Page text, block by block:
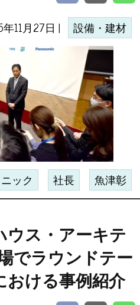
11月27日 | 設備・建材
ック 社長 魚津彰
ウス・アーキテ
でラウンドテー
おける事例紹介